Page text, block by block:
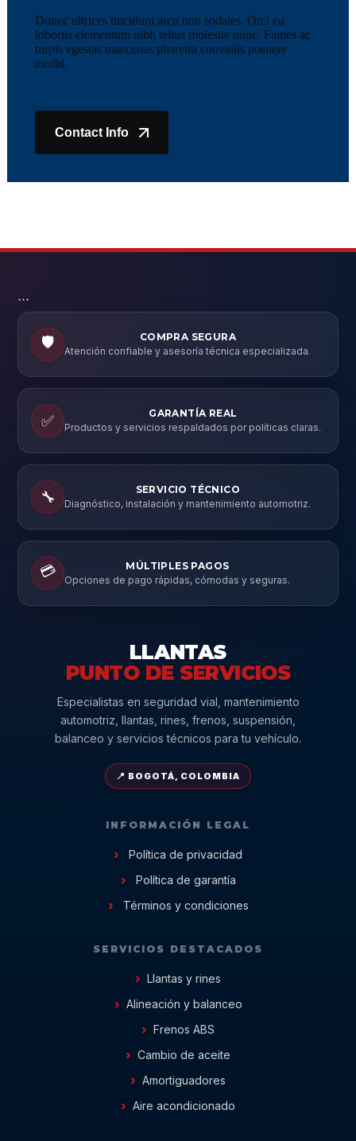
Donec ultrices tincidunt arcu non sodales. Orci eu
lobortis elementum nibh tellus molestie nunc. Fames ac
turpis egestas maecenas pharetra convallis posuere
morbi.
Contact Info
```
🛡️
COMPRA SEGURA
Atención confiable y asesoría técnica especializada.
✅
GARANTÍA REAL
Productos y servicios respaldados por políticas claras.
🔧
SERVICIO TÉCNICO
Diagnóstico, instalación y mantenimiento automotriz.
💳
MÚLTIPLES PAGOS
Opciones de pago rápidas, cómodas y seguras.
LLANTAS
PUNTO DE SERVICIOS
Especialistas en seguridad vial, mantenimiento
automotriz, llantas, rines, frenos, suspensión,
balanceo y servicios técnicos para tu vehículo.
📍 BOGOTÁ, COLOMBIA
INFORMACIÓN LEGAL
Política de privacidad
Política de garantía
Términos y condiciones
SERVICIOS DESTACADOS
Llantas y rines
Alineación y balanceo
Frenos ABS
Cambio de aceite
Amortiguadores
Aire acondicionado